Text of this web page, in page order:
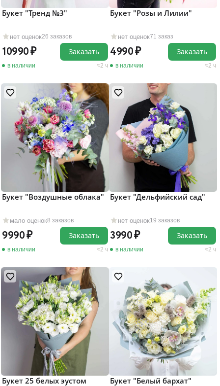
нет оценок26 заказов
Букет "Тренд №3"
10990
в наличии 2 ч
Заказать
нет оценок71 заказ
Букет "Розы и Лилии"
4990
в наличии 2 ч
Заказать
мало оценок8 заказов
Букет "Воздушные облака"
9990
в наличии 2 ч
Заказать
нет оценок19 заказов
Букет "Дельфийский сад"
3990
в наличии 2 ч
Заказать
Букет 25 белых эустом Букет "Белый бархат"